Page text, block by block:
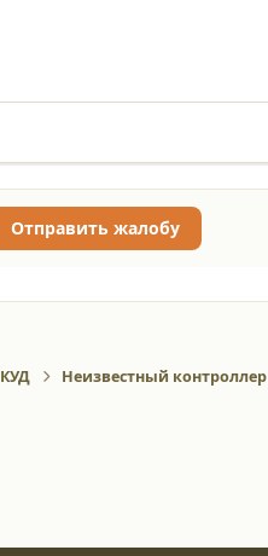
Отправить жалобу
Неизвестный контроллер